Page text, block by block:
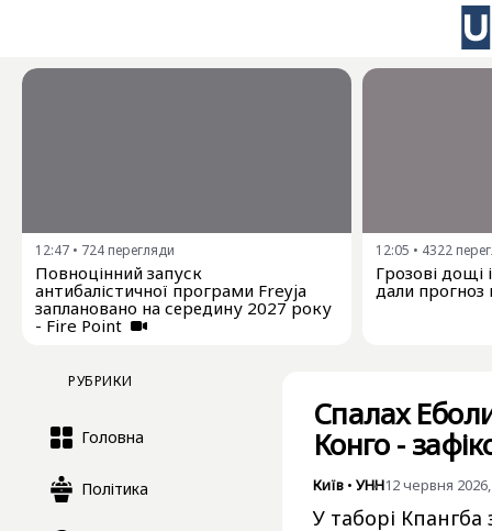
12:47 • 724 перегляди
Повноцінний запуск
антибалістичної програми Freyja
заплановано на середину 2027 року
- Fire Point
12:05 • 4322
Грозові дощі
дали прогноз
РУБРИКИ
Головна
Політика
Спалах
Конго -
Київ • УНН12 червня
У таборі Кпангба